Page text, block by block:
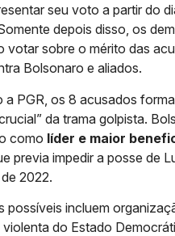
seu voto a partir do
depois disso, os
votar sobre o mérito das
Bolsonaro e aliados.
a PGR, os 8 acusados
da trama golpista.
como líder e maior
previa impedir a posse de
2022.
possíveis incluem
do Estado